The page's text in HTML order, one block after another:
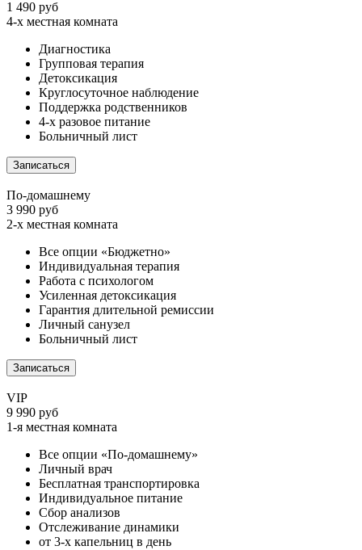
1 490 руб
4-х местная комната
Диагностика
Групповая терапия
Детоксикация
Круглосуточное наблюдение
Поддержка родственников
4-х разовое питание
Больничный лист
Записаться
По-домашнему
3 990 руб
2-х местная комната
Все опции «Бюджетно»
Индивидуальная терапия
Работа с психологом
Усиленная детоксикация
Гарантия длительной ремиссии
Личный санузел
Больничный лист
Записаться
VIP
9 990 руб
1-я местная комната
Все опции «По-домашнему»
Личный врач
Бесплатная транспортировка
Индивидуальное питание
Сбор анализов
Отслеживание динамики
от 3-х капельниц в день